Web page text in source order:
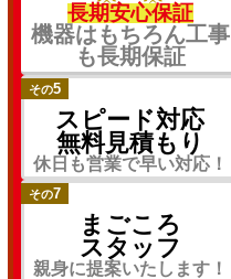
長期安心保証
機器はもちろん工事
も長期保証
その5
スピード対応
無料見積もり
休日も営業で早い対応！
その7
まごころ
スタッフ
親身に提案いたします！